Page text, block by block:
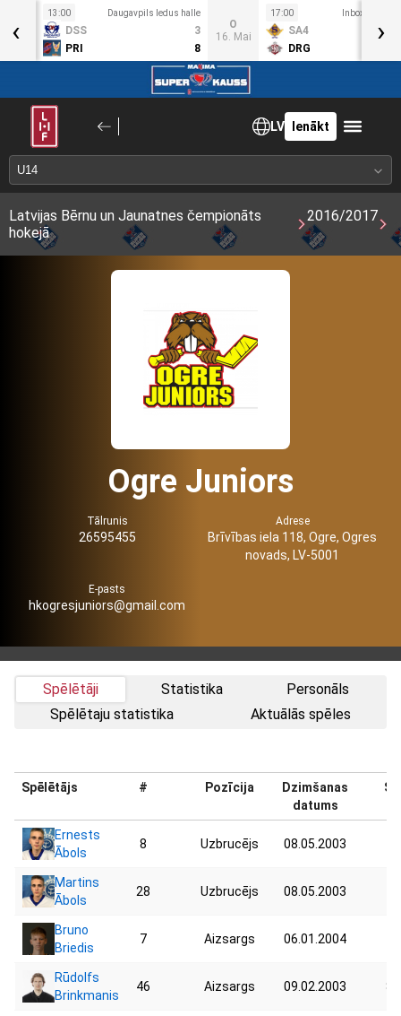
Mai
13:00 Daugavpils ledus halle
DSS
3
PRI
8
O
16. Mai
17:00 Inbox.LV
SA4
DRG
‹ ›
LV Ienākt
Latvijas Bērnu un Jaunatnes čempionāts
hokejā
2016/2017
Ogre Juniors
Tālrunis
26595455
Adrese
Brīvības iela 118, Ogre, Ogres
novads, LV-5001
E-pasts
hkogresjuniors@gmail.com
Spēlētāji Statistika
Personāls
Spēlētaju statistika
Aktuālās spēles
Spēlētājs # Pozīcija
Dzimšanas
datums
Ernests
Ābols
8 Uzbrucējs 08.05.2003
Martins
Ābols
28 Uzbrucējs 08.05.2003
Bruno
Briedis
7 Aizsargs 06.01.2004
Rūdolfs
Brinkmanis
46 Aizsargs 09.02.2003